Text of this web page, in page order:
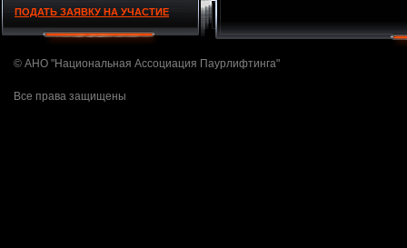
ПОДАТЬ ЗАЯВКУ НА УЧАСТИЕ
© АНО "Национальная Ассоциация Паурлифтинга"
Все права защищены